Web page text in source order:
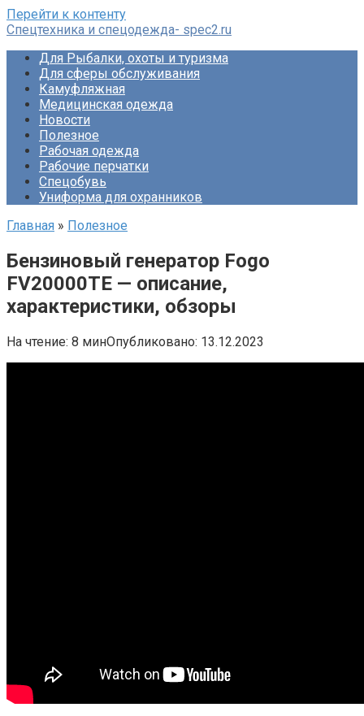
Перейти к контенту
Спецтехника и спецодежда- spec2.ru
Для Рыбалки, охоты и туризма
Для сферы обслуживания
Камуфляжная
Медицинская одежда
Новости
Полезное
Рабочая одежда
Рабочие перчатки
Спецобувь
Униформа для охранников
Главная » Полезное
Бензиновый генератор Fogo
FV20000TE — описание,
характеристики, обзоры
На чтение: 8 минОпубликовано: 13.12.2023